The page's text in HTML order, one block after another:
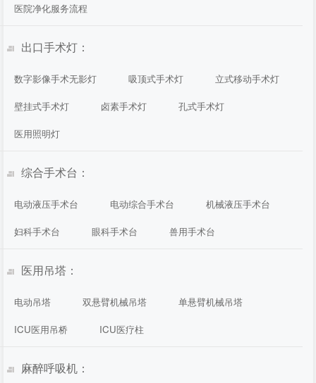
医院净化服务流程
出口手术灯：
数字影像手术无影灯 吸顶式手术灯 立式移动手术灯
壁挂式手术灯 卤素手术灯 孔式手术灯
医用照明灯
综合手术台：
电动液压手术台 电动综合手术台 机械液压手术台
妇科手术台 眼科手术台 兽用手术台
医用吊塔：
电动吊塔 双悬臂机械吊塔 单悬臂机械吊塔
ICU医用吊桥 ICU医疗柱
麻醉呼吸机：